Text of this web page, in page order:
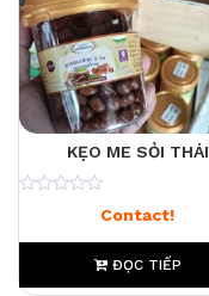
KẸO ME SỎI THÁI
Contact!
ĐỌC TIẾP